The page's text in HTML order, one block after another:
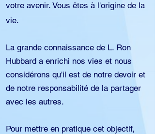
votre avenir. Vous êtes à l'origine de la
vie.
La grande connaissance de L. Ron
Hubbard a enrichi nos vies et nous
considérons qu'il est de notre devoir et
de notre responsabilité de la partager
avec les autres.
Pour mettre en pratique cet objectif,